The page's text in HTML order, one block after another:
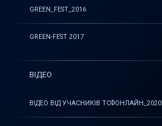
GREEN_FEST_2016
GREEN-FEST 2017
ВІДЕО
ВІДЕО ВІД УЧАСНИКІВ ТСФОНЛАЙН_2020